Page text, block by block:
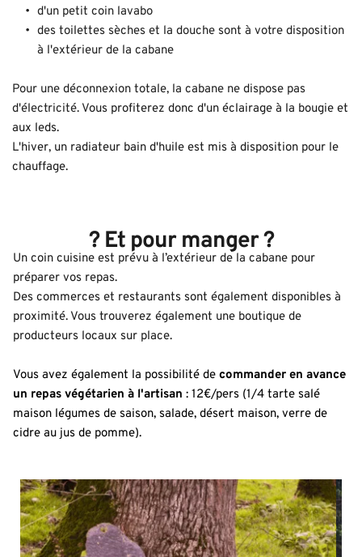
d'un petit coin lavabo
des toilettes sèches et la douche sont à votre disposition
à l'extérieur de la cabane
Pour une déconnexion totale, la cabane ne dispose pas
d'électricité. Vous profiterez donc d'un éclairage à la bougie et
aux leds.
L'hiver, un radiateur bain d'huile est mis à disposition pour le
chauffage.
?️ Et pour manger ?
Un coin cuisine est prévu à l’extérieur de la cabane pour
préparer vos repas.
Des commerces et restaurants sont également disponibles à
proximité. Vous trouverez également une boutique de
producteurs locaux sur place.
Vous avez également la possibilité de commander en avance
un repas végétarien à l'artisan : 12€/pers (1/4 tarte salé
maison légumes de saison, salade, désert maison, verre de
cidre au jus de pomme).